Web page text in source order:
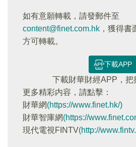
如有意願轉載，請發郵件至
content@finet.com.hk ，獲得書
方可轉載。
下載APP
下載財華財經APP，把
更多精彩内容，請點擊：
財華網(https://www.finet.hk/)
財華智庫網(https://
現代電視FINTV(http://